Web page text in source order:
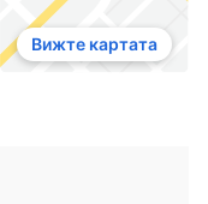
Вижте картата